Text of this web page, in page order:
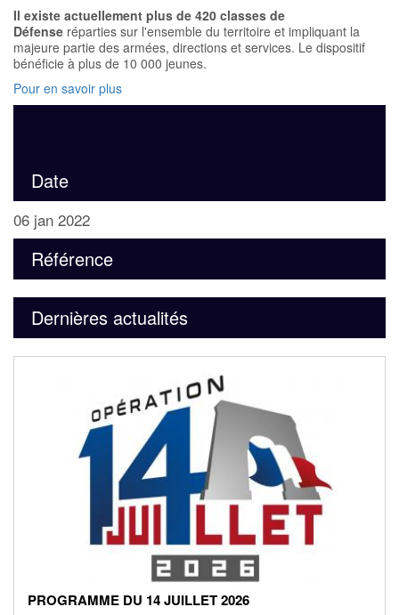
Il existe actuellement plus de 420 classes de
Défense réparties sur l'ensemble du territoire et impliquant la
majeure partie des armées, directions et services. Le dispositif
bénéficie à plus de 10 000 jeunes.
Pour en savoir plus
Date
06 jan 2022
Référence
Dernières actualités
PROGRAMME DU 14 JUILLET 2026